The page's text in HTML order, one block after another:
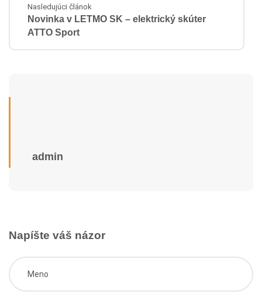
Nasledujúci článok
Novinka v LETMO SK – elektrický skúter
ATTO Sport
admin
Napíšte váš názor